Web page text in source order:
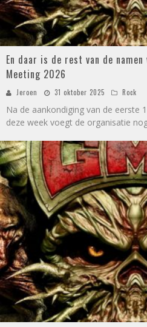
En daar is de rest van de
Meeting 2026
Jeroen 31 oktober 2025 Rock
Na de aankondiging van de eerste
deze week voegt de organisatie